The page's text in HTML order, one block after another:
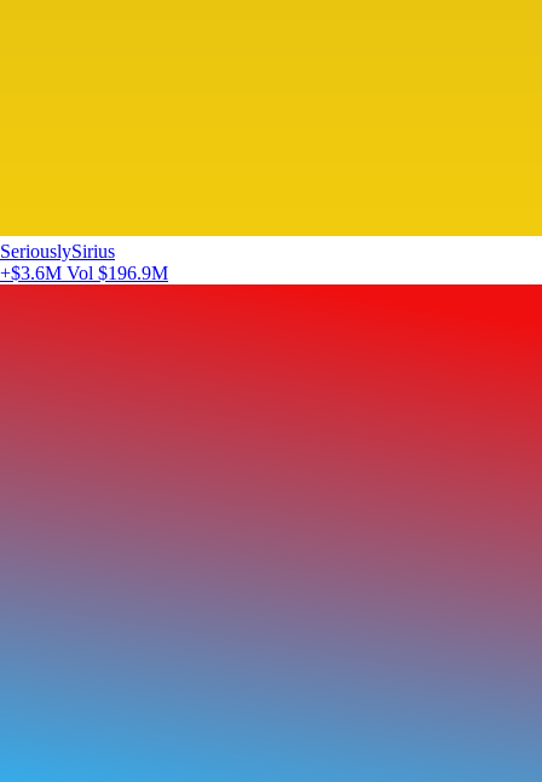
SeriouslySirius
+$3.6M Vol $196.9M